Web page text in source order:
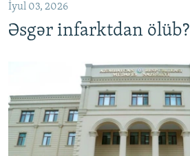
İyul 03, 2026
Əsgər infarktdan ölüb?